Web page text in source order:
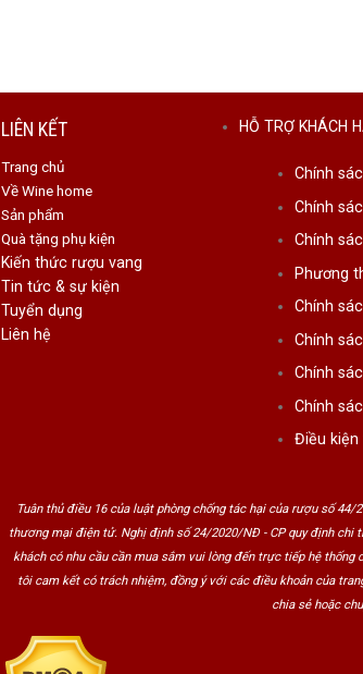
LIÊN KẾT
Trang chủ
Về Wine home
Sản phẩm
Quà tặng phụ kiện
Kiến thức rượu vang
Tin tức & sự kiện
Tuyển dụng
Liên hệ
HỖ TRỢ KHÁCH
Chính
Chính
Chính
Phương
Chính
Chính
Chính
Chính
Điều kiện
Tuân thủ điều 16 của luật phòng chống tác hại của rượu số
thương mại điện tử. Nghị định số 24/2020/NĐ - CP quy định chi
khách có nhu cầu cần mua sắm vui lòng đến trực tiếp hệ
tôi cam kết có trách nhiệm, đồng ý với các điều khoản của
chia sẻ hoặc